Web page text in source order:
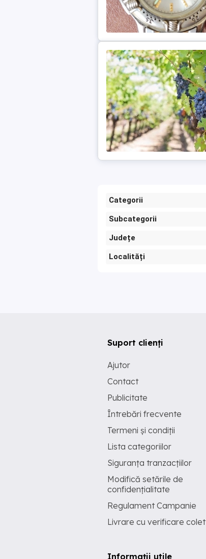
Categorii
Subcategorii
Județe
Localități
Suport clienți
Ajutor
Contact
Publicitate
Întrebări frecvente
Termeni și condiții
Lista categoriilor
Siguranța tranzacțiilor
Modifică setările de
confidențialitate
Regulament Campanie
Livrare cu verificare colet
Informații utile